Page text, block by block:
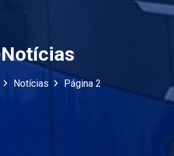
Notícias
Notícias Página 2